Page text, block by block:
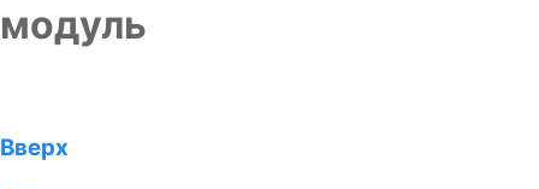
модуль
Вверх